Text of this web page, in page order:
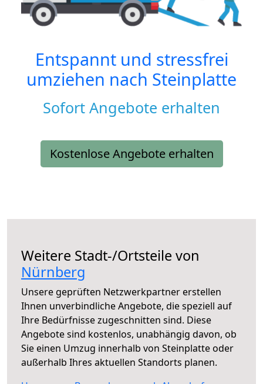
Entspannt und stressfrei
umziehen nach Steinplatte
Sofort Angebote erhalten
Kostenlose Angebote erhalten
Weitere Stadt-/Ortsteile von
Nürnberg
Unsere geprüften Netzwerkpartner erstellen
Ihnen unverbindliche Angebote, die speziell auf
Ihre Bedürfnisse zugeschnitten sind. Diese
Angebote sind kostenlos, unabhängig davon, ob
Sie einen Umzug innerhalb von Steinplatte oder
außerhalb Ihres aktuellen Standorts planen.